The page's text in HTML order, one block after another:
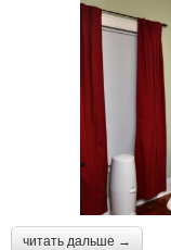
читать дальше →